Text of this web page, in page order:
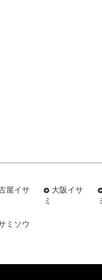
屋イサ
大阪イサ
ミ
ミソウ